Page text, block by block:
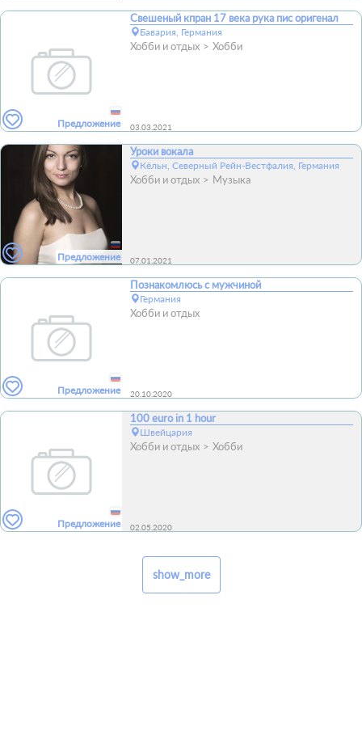
Предложение
Свешеный кпран 17 века рука пис оригенал
Бавария, Германия
Хобби и отдых Хобби
03.03.2021
Предложение
Уроки вокала
Кёльн, Северный Рейн-Вестфалия, Германия
Хобби и отдых Музыка
07.01.2021
Предложение
Познакомлюсь с мужчиной
Германия
Хобби и отдых
20.10.2020
Предложение
100 euro in 1 hour
Швейцария
Хобби и отдых Хобби
02.05.2020
show_more